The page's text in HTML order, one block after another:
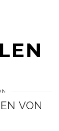
VON